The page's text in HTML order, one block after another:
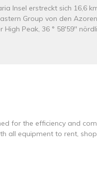
Insel erstreckt sich 16,6
Group von den
High Peak, 36 ° 58'59''
for the efficiency and
all equipment to rent,